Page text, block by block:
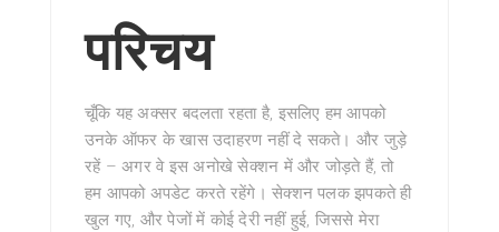
परिचय
चूँकि यह अक्सर बदलता रहता है, इसलिए हम आपको
उनके ऑफर के खास उदाहरण नहीं दे सकते। और जुड़े
रहें – अगर वे इस अनोखे सेक्शन में और जोड़ते हैं, तो
हम आपको अपडेट करते रहेंगे। सेक्शन पलक झपकते ही
खुल गए, और पेजों में कोई देरी नहीं हुई, जिससे मेरा